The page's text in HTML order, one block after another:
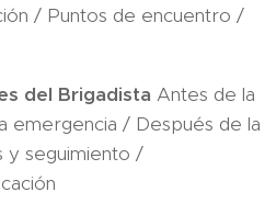
/ Puntos de encuentro /
del Brigadista Antes de la
emergencia / Después de la
y seguimiento /